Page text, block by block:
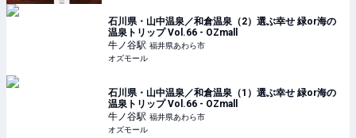
石川県・山中温泉／和倉温泉（2）選ぶ幸せ 緑or海の
温泉トリップ Vol.66 - OZmall
牛ノ谷駅 福井県あわら市
オズモール
石川県・山中温泉／和倉温泉（1）選ぶ幸せ 緑or海の
温泉トリップ Vol.66 - OZmall
牛ノ谷駅 福井県あわら市
オズモール